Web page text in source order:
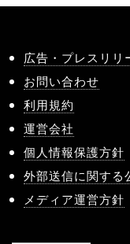
広告・プレスリリ
お問い合わせ
利用規約
運営会社
個人情報保護方針
外部送信に関する
メディア運営方針